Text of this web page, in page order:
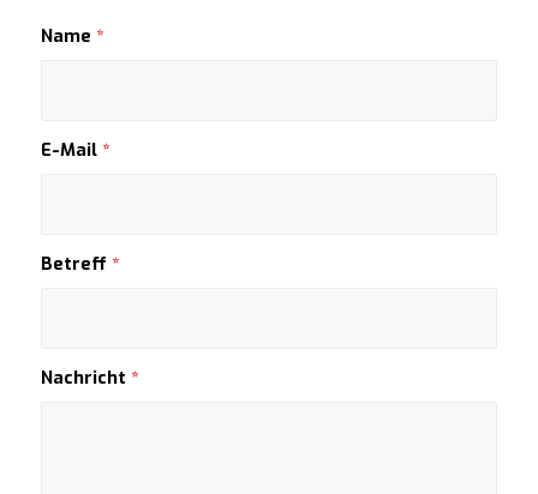
Name *
E-Mail *
Betreff *
Nachricht *